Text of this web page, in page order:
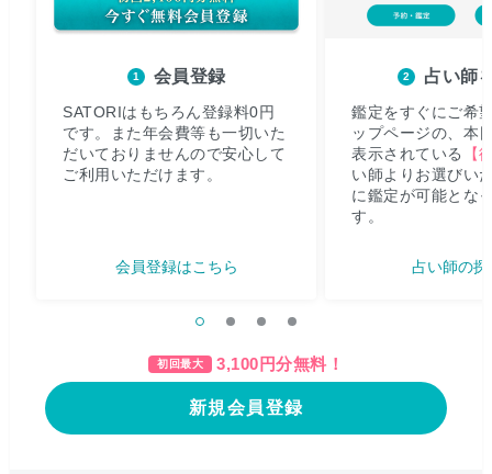
会員登録
SATORIはもちろん登録料0円
です。また年会費等も一切いた
だいておりませんので安心して
ご利用いただけます。
会員登録はこちら
占い師
鑑定をすぐにご希
ップページの、本
表示されている
【
い師よりお選びい
に鑑定が可能とな
す。
占い師の探
初回最大 3,100 円分無料！
新規会員登録